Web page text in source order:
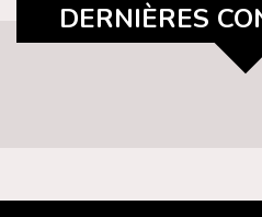
DERNIÈRES